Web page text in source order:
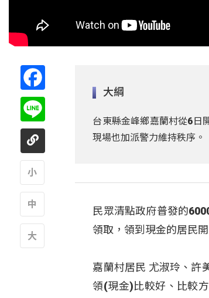
大綱
台東縣金峰鄉嘉蘭村從6日
現場也加派警力維持秩序。
民眾清點政府普發的
領取，領到現金的居民
嘉蘭村居民 尤淑玲、許
領(現金)比較好、比較